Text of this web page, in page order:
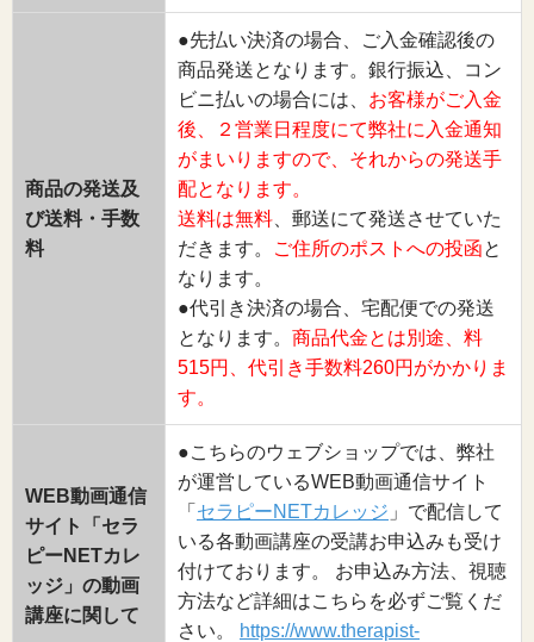
商品の発送及
び送料・手数
料
●先払い決済の場合、ご入金確認後の
商品発送となります。銀行振込、コン
ビニ払いの場合には、 お客様がご入金
後、２営業日程度にて弊社に入金通知
がまいりますので、それからの発送手
配となります。
送料は無料 、郵送にて発送させていた
だきます。
ご住所のポストへの投函と
なります。
●代引き決済の場合、宅配便での発送
となります。 商品代金とは別途、料
515円、代引き手数料260円がかかりま
す。
WEB動画通信
サイト「セラ
ピーNETカレ
ッジ」の動画
講座に関して
●こちらのウェブショップでは、弊社
が運営しているWEB動画通信サイト
「 セラピーNETカレッジ 」で配信して
いる各動画講座の受講お申込みも受け
付けております。 お申込み方法、視聴
方法など詳細はこちらを必ずご覧くだ
さい。
https://www.therapist-